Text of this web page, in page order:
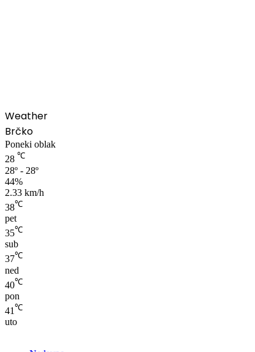
Weather
Brčko
Poneki oblak
28 ℃
28º - 28º
44%
2.33 km/h
38℃
pet
35℃
sub
37℃
ned
40℃
pon
41 ℃
uto